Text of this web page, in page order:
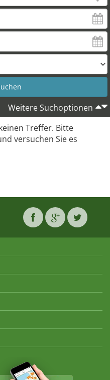
Weitere Suchoptionen
Treffer. Bitte
versuchen Sie es